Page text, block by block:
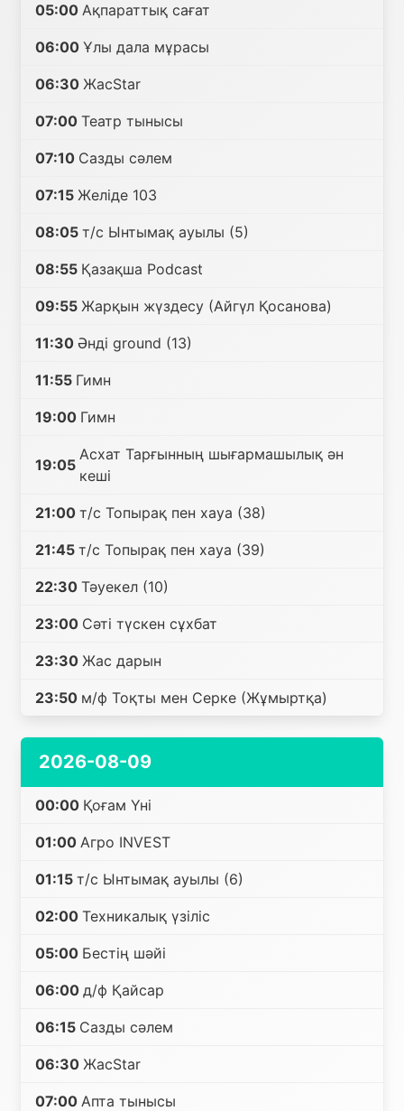
05:00 Ақпараттық сағат
06:00 Ұлы дала мұрасы
06:30 ЖасStar
07:00 Театр тынысы
07:10 Сазды сәлем
07:15 Желіде 103
08:05 т/с Ынтымақ ауылы (5)
08:55 Қазақша Podcast
09:55 Жарқын жүздесу (Айгүл Қосанова)
11:30 Әнді ground (13)
11:55 Гимн
19:00 Гимн
19:05
Асхат Тарғынның шығармашылық ән
кеші
21:00 т/с Топырақ пен хауа (38)
21:45 т/с Топырақ пен хауа (39)
22:30 Тәуекел (10)
23:00 Сәті түскен сұхбат
23:30 Жас дарын
23:50 м/ф Тоқты мен Серке (Жұмыртқа)
2026-08-09
00:00 Қоғам Үні
01:00 Агро INVEST
01:15 т/с Ынтымақ ауылы (6)
02:00 Техникалық үзіліс
05:00 Бестің шәйі
06:00 д/ф Қайсар
06:15 Сазды сәлем
06:30 ЖасStar
07:00 Апта тынысы